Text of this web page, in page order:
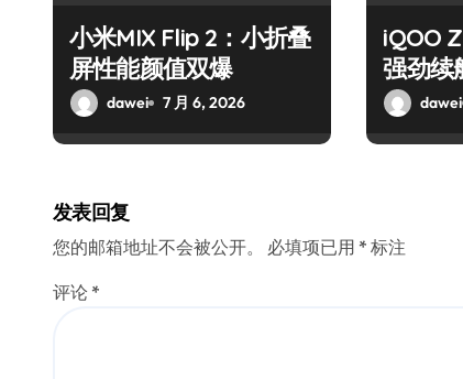
小米MIX Flip 2：小折叠
屏性能颜值双爆
dawei 7 月 6, 2026
iQOO
强劲续
实至名
dawei
发表回复
您的邮箱地址不会被公开。 必填项已用 * 标注
评论 *